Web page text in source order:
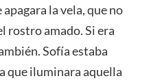
la vela, que no
rostro amado. Si era
Sofía estaba
que iluminara aquella